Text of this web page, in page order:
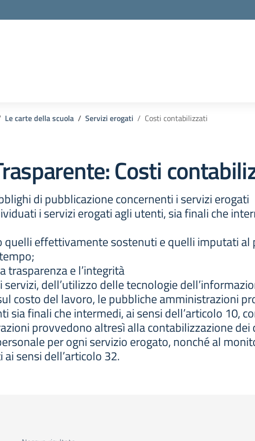
Le carte della scuola Servizi erogati Costi contabilizzati
Costi
di pubblicazione concernenti i servizi erogati
i servizi erogati agli utenti, sia finali che
quelli effettivamente sostenuti e quelli imputati al
trasparenza e l’integrità
dell’utilizzo delle tecnologie
costo del lavoro, le pubbliche amministrazioni
sia finali che intermedi, ai sensi dell’articolo 10,
provvedono altresì alla contabilizzazione dei
per ogni servizio erogato, nonché al
sensi dell’articolo 32.